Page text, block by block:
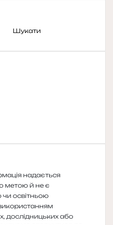
надається
метою й не є
освітньою
дослідницьких або